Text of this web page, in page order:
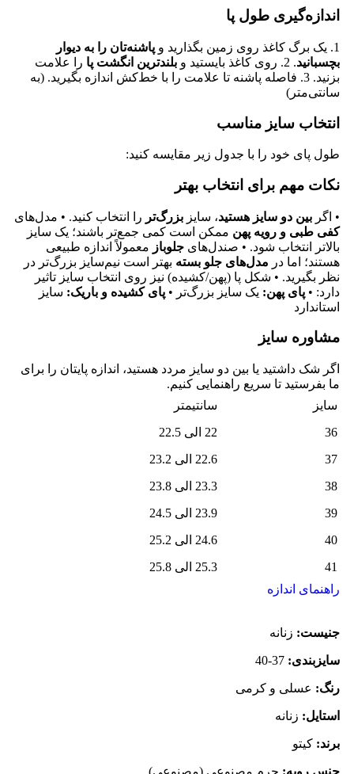
اندازه‌گیری طول پا
1. یک برگ کاغذ روی زمین بگذارید و
پاشنه‌تان را به دیوار
بچسبانید. 2. روی کاغذ بایستید و بلندترین انگشت پا را علامت
بزنید. 3. فاصله پاشنه تا علامت را با خط‌کش اندازه بگیرید. (به
سانتی‌متر)
انتخاب سایز مناسب
طول پای خود را با جدول زیر مقایسه کنید:
نکات مهم برای انتخاب بهتر
• اگر بین دو سایز هستید، سایز بزرگ‌تر را انتخاب کنید. • مدل‌های
کفی طبی و رویه پهن ممکن است کمی جمع‌تر باشند؛ یک سایز
بالاتر انتخاب شود. • صندل‌های جلوباز معمولاً اندازه طبیعی
هستند؛ اما در مدل‌های جلو بسته بهتر است نیم‌سایز بزرگ‌تر در
نظر بگیرید. • شکل پا (پهن/کشیده) نیز روی انتخاب سایز تاثیر
دارد: • پای پهن: یک سایز بزرگ‌تر • پای کشیده و باریک: سایز
استاندارد
مشاوره سایز
اگر شک داشتید یا بین دو سایز مردد هستید، اندازه پایتان را برای
ما بفرستید تا سریع راهنمایی کنیم.
سایز
سانتیمتر
36
22 الی 22.5
37
22.6 الی 23.2
38
23.3 الی 23.8
39
23.9 الی 24.5
40
24.6 الی 25.2
41
25.3 الی 25.8
راهنمای اندازه
جنیست: زنانه
سایزبندی:
رنگ: عسلی و کرمی
استایل: زنانه
برند: کیتو